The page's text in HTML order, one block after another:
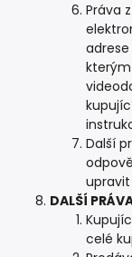
Práva
adrese
Další
DALŠÍ
celé